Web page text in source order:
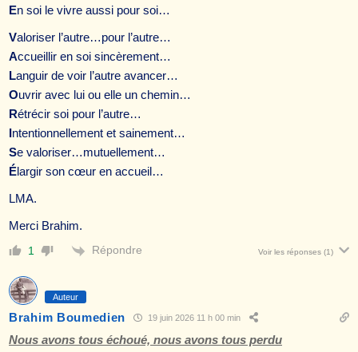
En soi le vivre aussi pour soi…
Valoriser l’autre…pour l’autre…
Accueillir en soi sincèrement…
Languir de voir l’autre avancer…
Ouvrir avec lui ou elle un chemin…
Rétrécir soi pour l’autre…
Intentionnellement et sainement…
Se valoriser…mutuellement…
Élargir son cœur en accueil…
LMA.
Merci Brahim.
1 Répondre Voir les réponses (1)
Auteur
Brahim Boumedien 19 juin 2026 11 h 00 min
Nous avons tous échoué, nous avons tous perdu